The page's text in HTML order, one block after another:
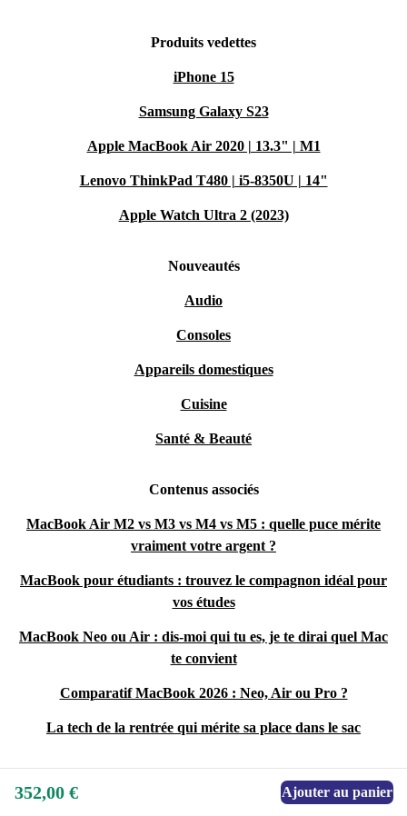
Produits vedettes
iPhone 15
Samsung Galaxy S23
Apple MacBook Air 2020 | 13.3" | M1
Lenovo ThinkPad T480 | i5-8350U | 14"
Apple Watch Ultra 2 (2023)
Nouveautés
Audio
Consoles
Appareils domestiques
Cuisine
Santé & Beauté
Contenus associés
MacBook Air M2 vs M3 vs M4 vs M5 : quelle puce mérite
vraiment votre argent ?
MacBook pour étudiants : trouvez le compagnon idéal pour
vos études
MacBook Neo ou Air : dis-moi qui tu es, je te dirai quel Mac
te convient
Comparatif MacBook 2026 : Neo, Air ou Pro ?
La tech de la rentrée qui mérite sa place dans le sac
352,00 € Ajouter au panier